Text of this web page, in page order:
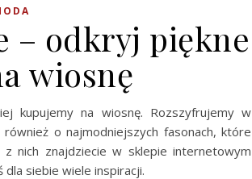
– odkryj piękne
wiosnę
kupujemy na wiosnę. Rozszyfrujemy w
o najmodniejszych fasonach, które
nich znajdziecie w sklepie internetowym
dla siebie wiele inspiracji.